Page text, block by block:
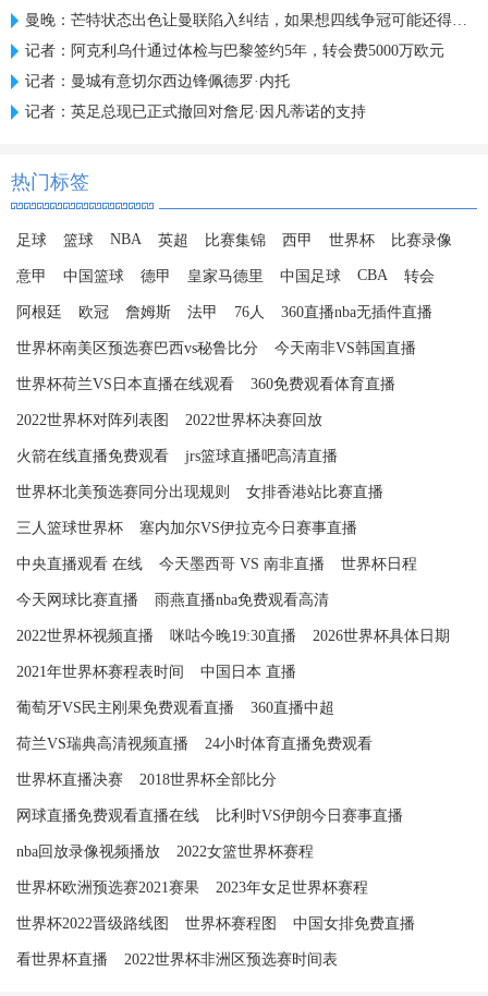
曼晚：芒特状态出色让曼联陷入纠结，如果想四线争冠可能还得买人
记者：阿克利乌什通过体检与巴黎签约5年，转会费5000万欧元
记者：曼城有意切尔西边锋佩德罗·内托
记者：英足总现已正式撤回对詹尼·因凡蒂诺的支持
热门标签
足球 篮球 NBA 英超 比赛集锦 西甲 世界杯 比赛录像
意甲 中国篮球 德甲 皇家马德里 中国足球 CBA 转会
阿根廷 欧冠 詹姆斯 法甲 76人 360直播nba无插件直播
世界杯南美区预选赛巴西vs秘鲁比分 今天南非VS韩国直播
世界杯荷兰VS日本直播在线观看 360免费观看体育直播
2022世界杯对阵列表图 2022世界杯决赛回放
火箭在线直播免费观看 jrs篮球直播吧高清直播
世界杯北美预选赛同分出现规则 女排香港站比赛直播
三人篮球世界杯 塞内加尔VS伊拉克今日赛事直播
中央直播观看 在线 今天墨西哥 VS 南非直播 世界杯日程
今天网球比赛直播 雨燕直播nba免费观看高清
2022世界杯视频直播 咪咕今晚19:30直播 2026世界杯具体日期
2021年世界杯赛程表时间 中国日本 直播
葡萄牙VS民主刚果免费观看直播 360直播中超
荷兰VS瑞典高清视频直播 24小时体育直播免费观看
世界杯直播决赛 2018世界杯全部比分
网球直播免费观看直播在线 比利时VS伊朗今日赛事直播
nba回放录像视频播放 2022女篮世界杯赛程
世界杯欧洲预选赛2021赛果 2023年女足世界杯赛程
世界杯2022晋级路线图 世界杯赛程图 中国女排免费直播
看世界杯直播 2022世界杯非洲区预选赛时间表